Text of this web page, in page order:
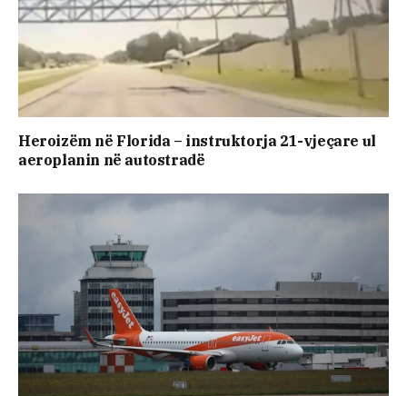
Heroizëm në Florida – instruktorja 21-vjeçare ul
aeroplanin në autostradë